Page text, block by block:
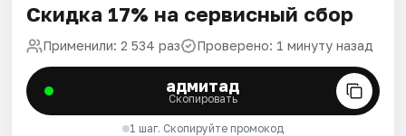
Скидка 17% на сервисный сбор
Применили: 2 534 раз Проверено: 1 минуту назад
адмитад
Скопировать
1 шаг. Скопируйте промокод